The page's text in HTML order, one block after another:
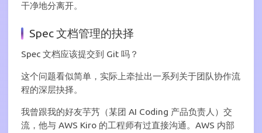
干净地分离开。
Spec 文档管理的抉择
Spec 文档应该提交到 Git 吗？
这个问题看似简单，实际上牵扯出一系列关于团队协作流
程的深层抉择。
我曾跟我的好友芋艿（某团 AI Coding 产品负责人）交
流，他与 AWS Kiro 的工程师有过直接沟通。AWS 内部